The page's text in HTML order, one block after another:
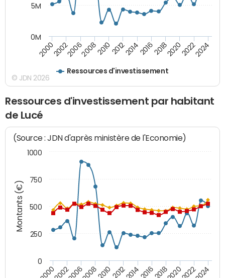
Ressources d'investissement
200020022006200820102012201420162018202020222024
0M
5M
© JDN 2026
Ressources d'investissement par habitant
de Lucé
Montants (€)
(Source : JDN d'après ministère de l'Economie)
200020022006200820102012201420162018202020222024
0
250
500
750
1000